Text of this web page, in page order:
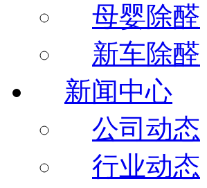
母婴除醛
新车除醛
新闻中心
公司动态
行业动态